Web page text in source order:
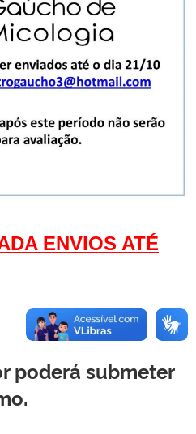
ENVIOS ATÉ
poderá submeter